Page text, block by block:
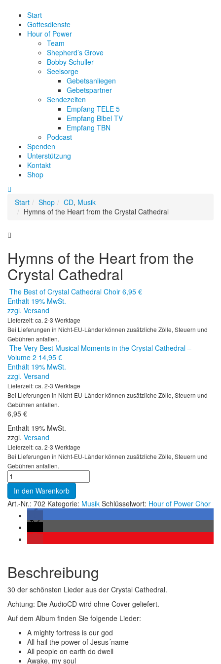
Start
Gottesdienste
Hour of Power
Team
Shepherd’s Grove
Bobby Schuller
Seelsorge
Gebetsanliegen
Gebetspartner
Sendezeiten
Empfang TELE 5
Empfang Bibel TV
Empfang TBN
Podcast
Spenden
Unterstützung
Kontakt
Shop
Start Shop CD, Musik
Hymns of the Heart from the Crystal Cathedral
Hymns of the Heart from the
Crystal Cathedral
The Best of Crystal Cathedral Choir 6,95 €
Enthält 19% MwSt.
zzgl. Versand
Lieferzeit: ca. 2-3 Werktage
Bei Lieferungen in Nicht-EU-Länder können zusätzliche Zölle, Steuern und
Gebühren anfallen.
The Very Best Musical Moments in the Crystal Cathedral –
Volume 2 14,95 €
Enthält 19% MwSt.
zzgl. Versand
Lieferzeit: ca. 2-3 Werktage
Bei Lieferungen in Nicht-EU-Länder können zusätzliche Zölle, Steuern und
Gebühren anfallen.
6,95 €
Enthält 19% MwSt.
zzgl. Versand
Lieferzeit: ca. 2-3 Werktage
Bei Lieferungen in Nicht-EU-Länder können zusätzliche Zölle, Steuern und
Gebühren anfallen.
In den Warenkorb
Art.-Nr.: 702 Kategorie: Musik Schlüsselwort: Hour of Power Chor
Beschreibung
30 der schönsten Lieder aus der Crystal Cathedral.
Achtung: Die AudioCD wird ohne Cover geliefert.
Auf dem Album finden Sie folgende Lieder:
A mighty fortress is our god
All hail the power of Jesus´name
All people on earth do dwell
Awake, my soul